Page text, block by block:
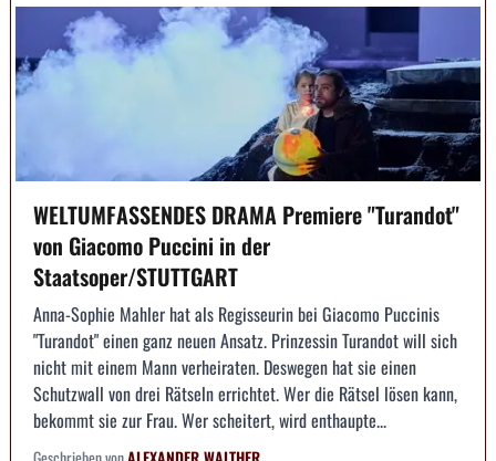
WELTUMFASSENDES DRAMA Premiere "Turandot"
von Giacomo Puccini in der
Staatsoper/STUTTGART
Anna-Sophie Mahler hat als Regisseurin bei Giacomo Puccinis
"Turandot" einen ganz neuen Ansatz. Prinzessin Turandot will sich
nicht mit einem Mann verheiraten. Deswegen hat sie einen
Schutzwall von drei Rätseln errichtet. Wer die Rätsel lösen kann,
bekommt sie zur Frau. Wer scheitert, wird enthaupte...